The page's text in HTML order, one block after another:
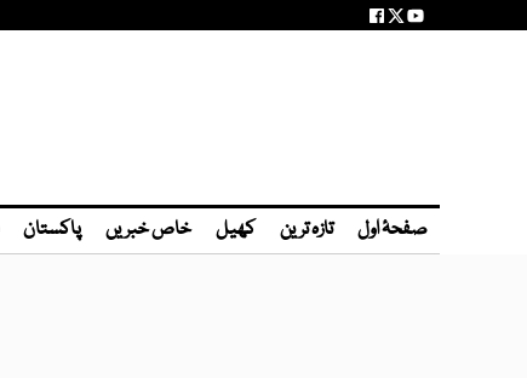
صفحۂ اول تازہ ترین کھیل خاص خبریں پاکستان